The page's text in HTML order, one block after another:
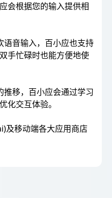
会根据您的输入提供相
语音输入，百小应也支持
手忙碌时也能方便地使
推移，百小应会通过学习
化交互体验。
及移动端各大应用商店